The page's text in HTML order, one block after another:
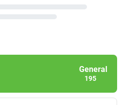
General
195